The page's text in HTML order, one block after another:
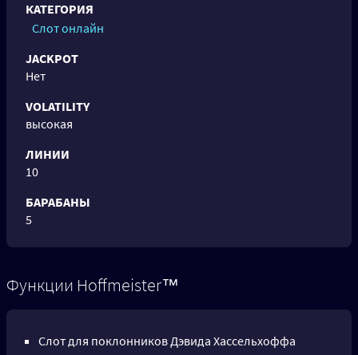
КАТЕГОРИЯ
Слот онлайн
JACKPOT
Нет
VOLATILITY
высокая
ЛИНИИ
10
БАРАБАНЫ
5
Функции Hoffmeister™
Слот для поклонников Дэвида Хассельхоффа